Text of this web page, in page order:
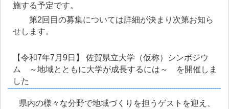
施する予定です。
第2回目の募集については詳細が決まり次第お知ら
せします。
【令和7年7月9日】 佐賀県立大学（仮称）シンポジウ
ム ～地域とともに大学が成長するには～ を開催しま
した
県内の様々な分野で地域づくりを担うゲストを迎え、